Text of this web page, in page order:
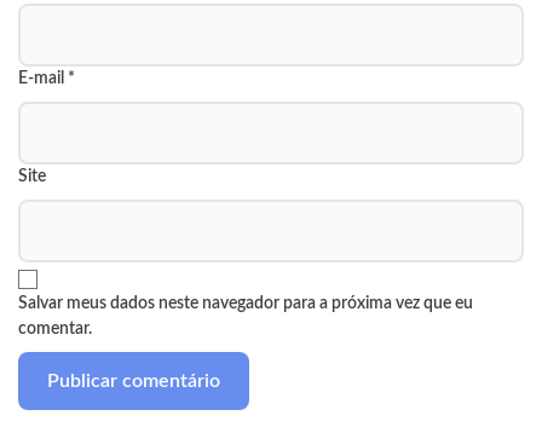
E-mail *
Site
Salvar meus dados neste navegador para a próxima vez que eu
comentar.